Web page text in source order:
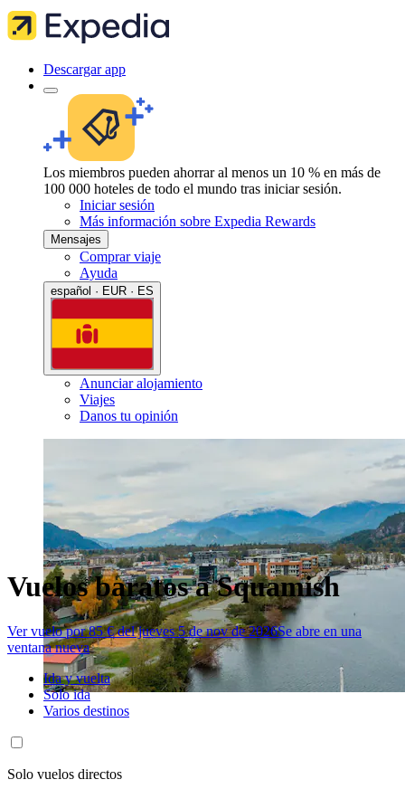
Descargar app
Los miembros pueden ahorrar al menos un 10 % en más de
100 000 hoteles de todo el mundo tras iniciar sesión.
Iniciar sesión
Más información sobre Expedia Rewards
Mensajes
Comprar viaje
Ayuda
español · EUR · ES
Anunciar alojamiento
Viajes
Danos tu opinión
Vuelos baratos a Squamish
Ver vuelo por 85 € del jueves 5 de nov de 2026Se abre en una
ventana nueva
Ida y vuelta
Solo ida
Varios destinos
Solo vuelos directos